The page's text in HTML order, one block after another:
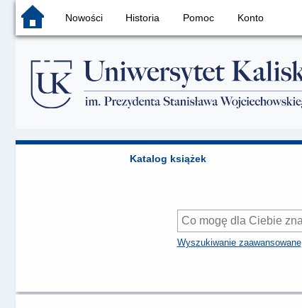
Nowości Historia Pomoc Konto
Katalog książek
Wyszukiwanie zaawansowane